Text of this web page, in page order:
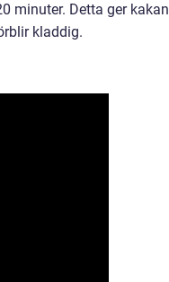
minuter. Detta ger kakan
kladdig.